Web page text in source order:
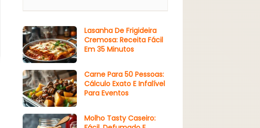
Lasanha De Frigideira
Cremosa: Receita Fácil
Em 35 Minutos
Carne Para 50 Pessoas:
Cálculo Exato E Infalível
Para Eventos
Molho Tasty Caseiro: